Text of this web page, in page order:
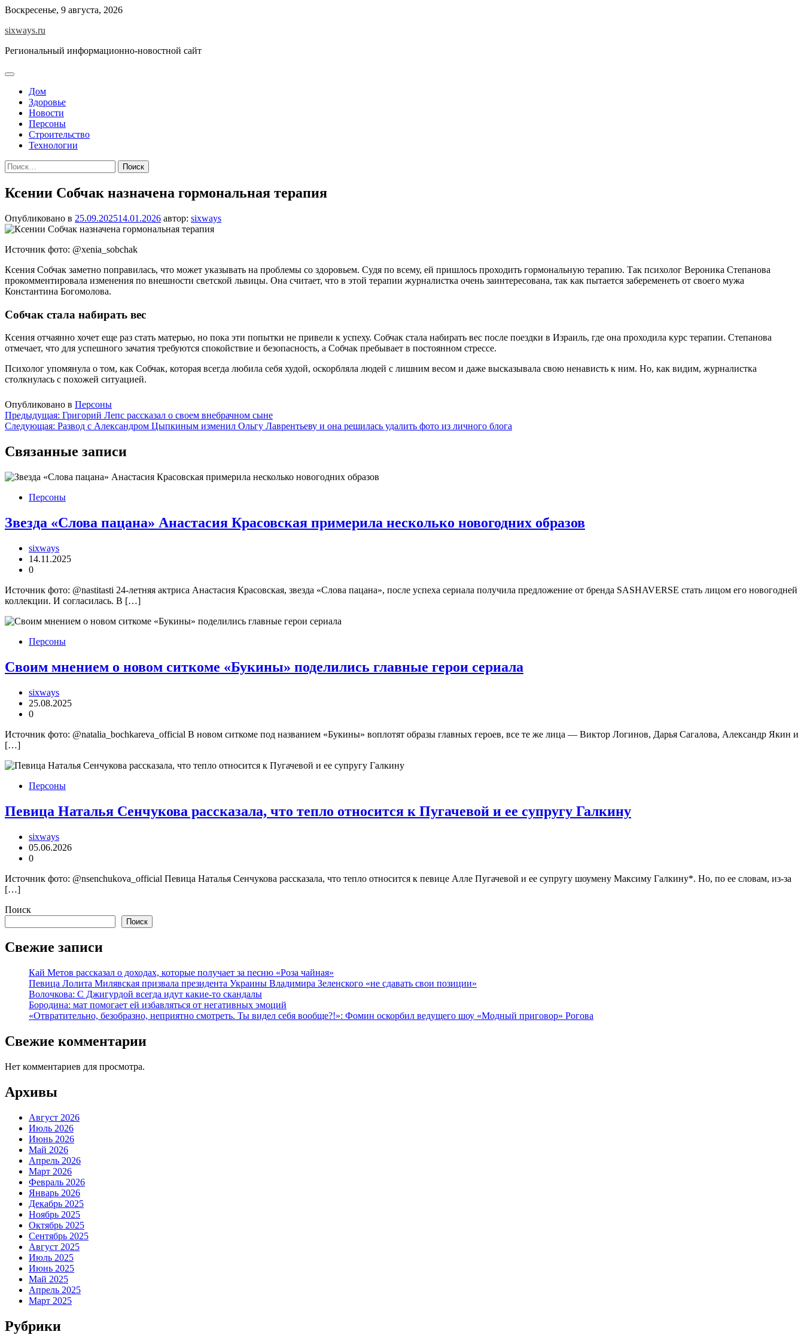
Перейти
содержимому
Воскресенье, 9 августа, 2026
sixways.ru
Региональный информационно-новостной сайт
Дом
Здоровье
Новости
Персоны
Строительство
Технологии
Найти:
Ксении Собчак назначена гормональная терапия
Опубликовано в 25.09.202514.01.2026 автор: sixways
Источник фото: @xenia_sobchak
Ксения Собчак заметно поправилась, что может указывать на проблемы со здоровьем. Судя по всему, ей пришлось проходить гормональную терапию. Так психолог Вероника Степанова
прокомментировала изменения по внешности светской львицы. Она считает, что в этой терапии журналистка очень заинтересована, так как пытается забеременеть от своего мужа
Константина Богомолова.
Собчак стала набирать вес
Ксения отчаянно хочет еще раз стать матерью, но пока эти попытки не привели к успеху. Собчак стала набирать вес после поездки в Израиль, где она проходила курс терапии. Степанова
отмечает, что для успешного зачатия требуются спокойствие и безопасность, а Собчак пребывает в постоянном стрессе.
Психолог упомянула о том, как Собчак, которая всегда любила себя худой, оскорбляла людей с лишним весом и даже высказывала свою ненависть к ним. Но, как видим, журналистка
столкнулась с похожей ситуацией.
Опубликовано в Персоны
Навигация
по
записям
Предыдущая: Григорий Лепс рассказал о своем внебрачном сыне
Следующая: Развод с Александром Цыпкиным изменил Ольгу Лаврентьеву и она решилась удалить фото из личного блога
Связанные записи
Персоны
Звезда «Слова пацана» Анастасия Красовская примерила несколько новогодних образов
sixways
14.11.2025
0
Источник фото: @nastitasti 24-летняя актриса Анастасия Красовская, звезда «Слова пацана», после успеха сериала получила предложение от бренда SASHAVERSE стать лицом его новогодней
коллекции. И согласилась. В […]
Персоны
Своим мнением о новом ситкоме «Букины» поделились главные герои сериала
sixways
25.08.2025
0
Источник фото: @natalia_bochkareva_official В новом ситкоме под названием «Букины» воплотят образы главных героев, все те же лица — Виктор Логинов, Дарья Сагалова, Александр Якин и
[…]
Персоны
Певица Наталья Сенчукова рассказала, что тепло относится к Пугачевой и ее супругу Галкину
sixways
05.06.2026
0
Источник фото: @nsenchukova_official Певица Наталья Сенчукова рассказала, что тепло относится к певице Алле Пугачевой и ее супругу шоумену Максиму Галкину*. Но, по ее словам, из-за
[…]
Поиск
Поиск
Свежие записи
Кай Метов рассказал о доходах, которые получает за песню «Роза чайная»
Певица Лолита Милявская призвала президента Украины Владимира Зеленского «не сдавать свои позиции»
Волочкова: С Джигурдой всегда идут какие-то скандалы
Бородина: мат помогает ей избавляться от негативных эмоций
«Отвратительно, безобразно, неприятно смотреть. Ты видел себя вообще?!»: Фомин оскорбил ведущего шоу «Модный приговор» Рогова
Свежие комментарии
Нет комментариев для просмотра.
Архивы
Август 2026
Июль 2026
Июнь 2026
Май 2026
Апрель 2026
Март 2026
Февраль 2026
Январь 2026
Декабрь 2025
Ноябрь 2025
Октябрь 2025
Сентябрь 2025
Август 2025
Июль 2025
Июнь 2025
Май 2025
Апрель 2025
Март 2025
Рубрики